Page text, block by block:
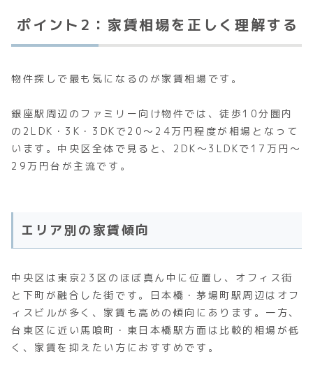
ポイント2：家賃相場を正しく理解する
物件探しで最も気になるのが家賃相場です。
銀座駅周辺のファミリー向け物件では、徒歩10分圏内
の2LDK・3K・3DKで20～24万円程度が相場となって
います。中央区全体で見ると、2DK～3LDKで17万円～
29万円台が主流です。
エリア別の家賃傾向
中央区は東京23区のほぼ真ん中に位置し、オフィス街
と下町が融合した街です。日本橋・茅場町駅周辺はオフ
ィスビルが多く、家賃も高めの傾向にあります。一方、
台東区に近い馬喰町・東日本橋駅方面は比較的相場が低
く、家賃を抑えたい方におすすめです。